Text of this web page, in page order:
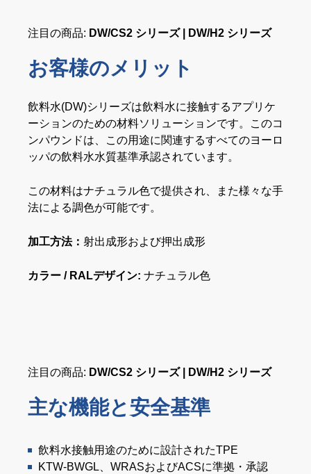
注目の商品: DW/CS2 シリーズ | DW/H2 シリーズ
お客様のメリット
飲料水(DW)シリーズは飲料水に接触するアプリケ
ーションのための材料ソリューションです。このコ
ンパウンドは、この用途に関連するすべてのヨーロ
ッパの飲料水水質基準承認されています。
この材料はナチュラル色で提供され、また様々な手
法による調色が可能です。
加工方法： 射出成形および押出成形
カラー / RALデザイン: ナチュラル色
注目の商品: DW/CS2 シリーズ | DW/H2 シリーズ
主な機能と安全基準
飲料水接触用途のために設計されたTPE
KTW-BWGL、WRASおよびACSに準拠・承認